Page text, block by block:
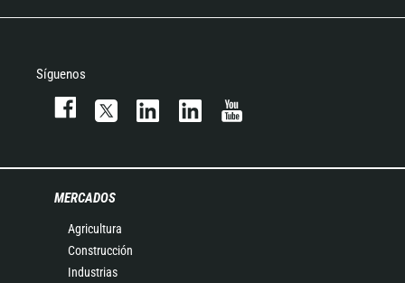
Síguenos
MERCADOS
Agricultura
Construcción
Industrias